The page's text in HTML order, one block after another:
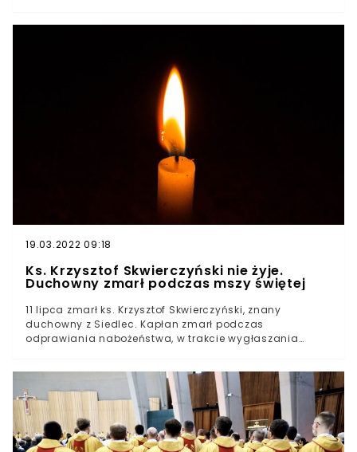
ze wstydu, gdy zobaczył, że grabarz "zaniemógł" i nie
wywiązał się ze swoich obowiązków. Do zdarzenia
doszło dziś podczas pogrzebu kolejarza w Świerżach.
Świerże są niewielką wsią, ulokowaną na terenie
województwa lubelskiego. Według danych Głównego
Urzędu Statystycznego w miejscowości żyje niewiele
ponad 800. mieszkańców i mieszkanek. Część gminy
Dorohusk wyróżnia się zabytkowym kościołem pod
wezwaniem świętych apostołów Piotra i Pawła, gdzie
19.03.2022 09:18
Ks. Krzysztof Skwierczyński nie żyje.
Duchowny zmarł podczas mszy świętej
11 lipca zmarł ks. Krzysztof Skwierczyński, znany
duchowny z Siedlec. Kapłan zmarł podczas
odprawiania nabożeństwa, w trakcie wygłaszania
śmierci kapłana poinformował biskup pomocniczy z
siedleckiej diecezji, ks. Grzegorz Suchodolski. - Tak jak
czytaliśmy w dzisiejszej Ewangelii: nic nie wziął ze sobą
na tę drogę, ani torby, ani trzosa - napisał duchowny. -
Odszedł, głosząc Jezusa Chrystusa - dodał. Słowa te